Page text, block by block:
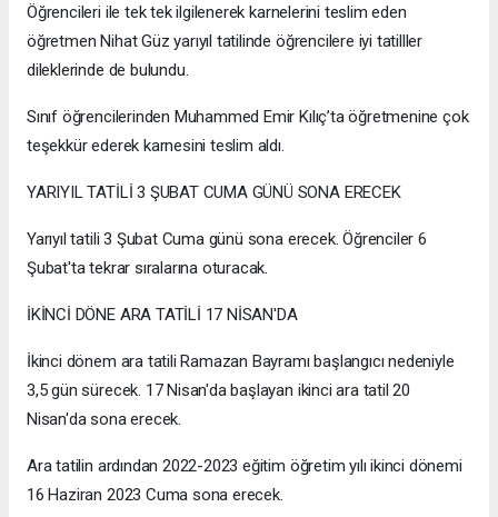
Öğrencileri ile tek tek ilgilenerek karnelerini teslim eden
öğretmen Nihat Güz yarıyıl tatilinde öğrencilere iyi tatilller
dileklerinde de bulundu.
Sınıf öğrencilerinden Muhammed Emir Kılıç’ta öğretmenine çok
teşekkür ederek karnesini teslim aldı.
YARIYIL TATİLİ 3 ŞUBAT CUMA GÜNÜ SONA ERECEK
Yarıyıl tatili 3 Şubat Cuma günü sona erecek. Öğrenciler 6
Şubat'ta tekrar sıralarına oturacak.
İKİNCİ DÖNE ARA TATİLİ 17 NİSAN'DA
İkinci dönem ara tatili Ramazan Bayramı başlangıcı nedeniyle
3,5 gün sürecek. 17 Nisan'da başlayan ikinci ara tatil 20
Nisan'da sona erecek.
Ara tatilin ardından 2022-2023 eğitim öğretim yılı ikinci dönemi
16 Haziran 2023 Cuma sona erecek.